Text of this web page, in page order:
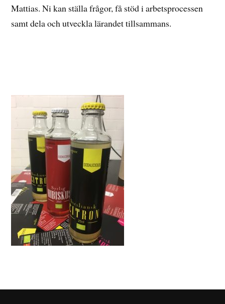
Mattias. Ni kan ställa frågor, få stöd i arbetsprocessen
samt dela och utveckla lärandet tillsammans.